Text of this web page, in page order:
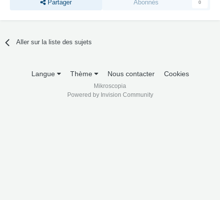
Partager Abonnés 0
Aller sur la liste des sujets
Langue Thème Nous contacter Cookies
Mikroscopia
Powered by Invision Community